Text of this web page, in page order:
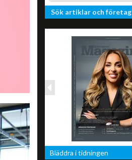
Sök artiklar och företag
Bläddra i tidningen